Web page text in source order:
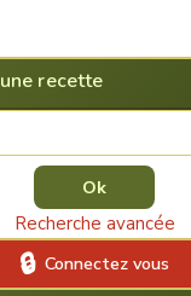
recette
Recherche avancée
Connectez vous